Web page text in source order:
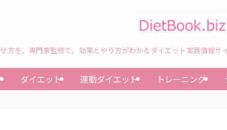
方を、専門家監修で。効果とやり方がわかるダイエット実践情報サ
ダイエット 運動ダイエット トレーニング